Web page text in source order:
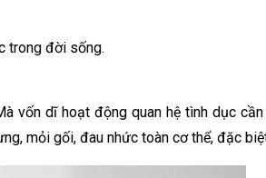
trong đời sống.
vốn dĩ hoạt động quan hệ tình dục
mỏi gối, đau nhức toàn cơ thể, đặc